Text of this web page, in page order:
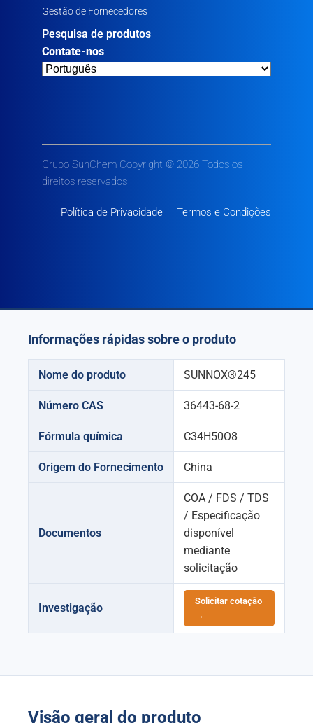
Gestão de Fornecedores
Pesquisa de produtos
Contate-nos
Grupo SunChem Copyright © 2026 Todos os
direitos reservados
Política de Privacidade Termos e Condições
Informações rápidas sobre o produto
Nome do produto SUNNOX®245
Número CAS 36443-68-2
Fórmula química C34H50O8
Origem do Fornecimento China
Documentos
COA / FDS / TDS
/ Especificação
disponível
mediante
solicitação
Investigação
Solicitar cotação
→
Visão geral do produto